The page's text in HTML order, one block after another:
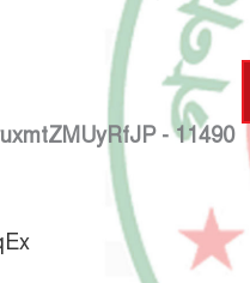
- 11490